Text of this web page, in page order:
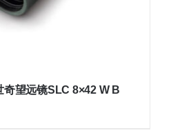
望远镜SLC 8×42 W B